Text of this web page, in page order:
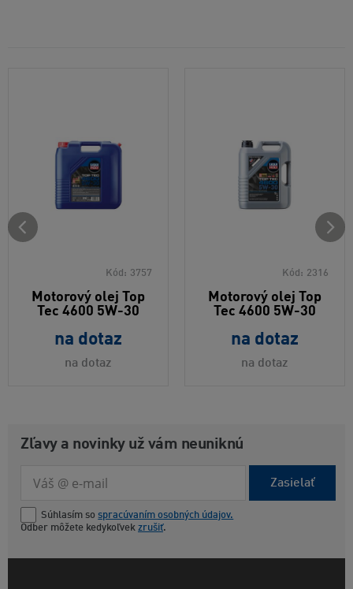
Kód: 3757
Motorový olej Top
Tec 4600 5W-30
na dotaz
na dotaz
Kód: 2316
Motorový olej Top
Tec 4600 5W-30
na dotaz
na dotaz
Zľavy a novinky už vám neuniknú
Zasielať
Súhlasím so spracúvaním osobných údajov.
Odber môžete kedykoľvek zrušiť.